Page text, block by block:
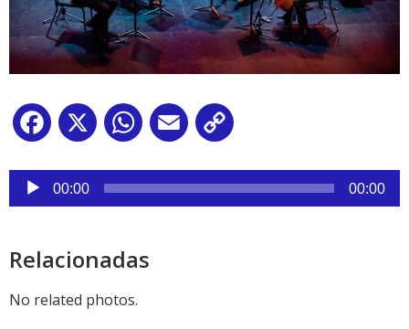
Facebook
X WhatsApp
Email
Reproductor
audio
00:00 00:00
Relacionadas
No related photos.